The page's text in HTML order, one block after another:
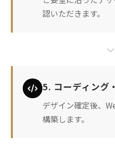
認いただきます。
5. コーディング
デザイン確定後、
構築します。